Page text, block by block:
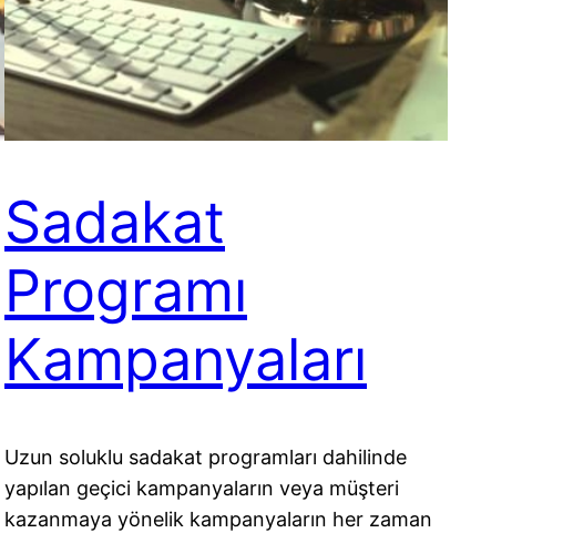
Sadakat
Programı
Kampanyaları
Uzun soluklu sadakat programları dahilinde
yapılan geçici kampanyaların veya müşteri
kazanmaya yönelik kampanyaların her zaman